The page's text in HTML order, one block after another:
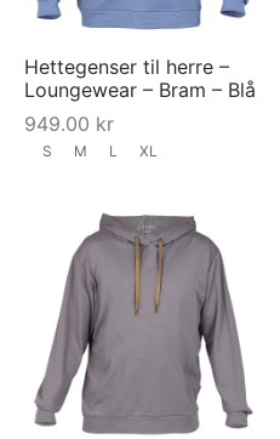
Hettegenser til herre –
Loungewear – Bram – Blå
949.00 kr
S M L XL